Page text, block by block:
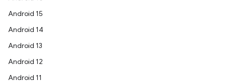
Android 15
Android 14
Android 13
Android 12
Android 11